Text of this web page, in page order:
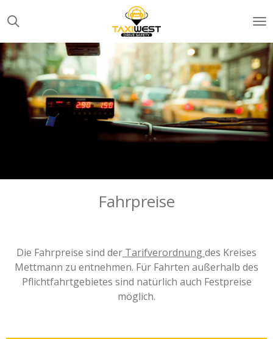
Hauptinhalt
springen
Fahrpreise
Die Fahrpreise sind der Tarifverordnungdes Kreises
Mettmann zu entnehmen. Für Fahrten außerhalb des
Pflichtfahrtgebietes sind natürlich auch Festpreise
möglich.